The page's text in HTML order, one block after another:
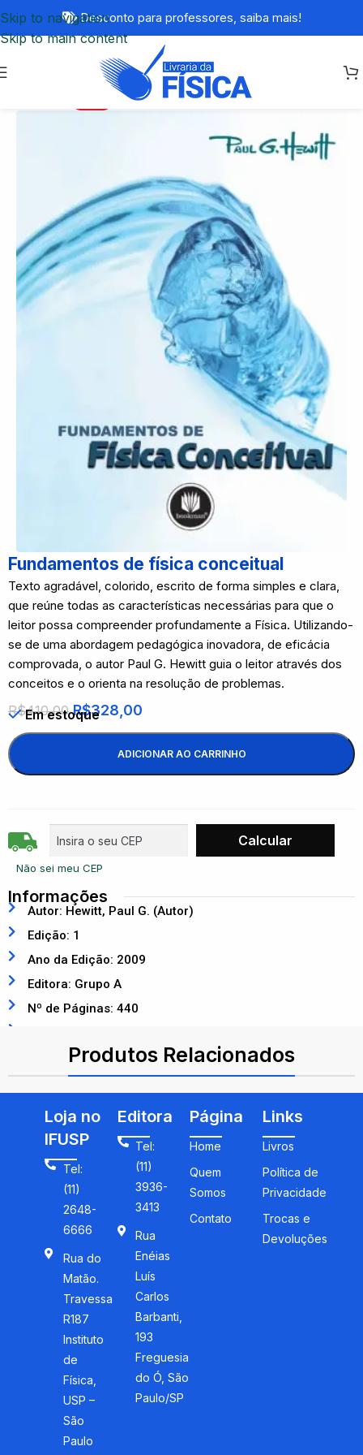
Skip to navigation
Skip to main content
Desconto para professores, saiba mais!
Fundamentos de física conceitual
Texto agradável, colorido, escrito de forma simples e clara,
que reúne todas as características necessárias para que o
leitor possa compreender profundamente a Física. Utilizando-
se de uma abordagem pedagógica inovadora, de eficácia
comprovada, o autor Paul G. Hewitt guia o leitor através dos
conceitos e o orienta na resolução de problemas.
R$410,00 R$328,00
Em estoque
ADICIONAR AO CARRINHO
Não sei meu CEP
Informações
Autor: Hewitt, Paul G. (Autor)
Edição: 1
Ano da Edição: 2009
Editora: Grupo A
Nº de Páginas: 440
Produtos Relacionados
Loja no
IFUSP
Tel:
(11)
2648-
6666
Rua do
Matão.
Travessa
R187
Instituto
de
Física,
USP –
São
Paulo
Editora
Tel:
(11)
3936-
3413
Rua
Enéias
Luís
Carlos
Barbanti,
193
Freguesia
do Ó, São
Paulo/SP
Página
Home
Quem
Somos
Contato
Links
Livros
Política de
Privacidade
Trocas e
Devoluções